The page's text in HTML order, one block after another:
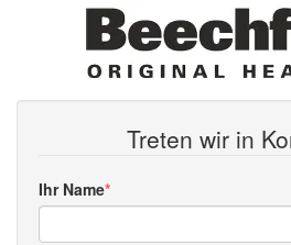
Treten wir in
Ihr Name